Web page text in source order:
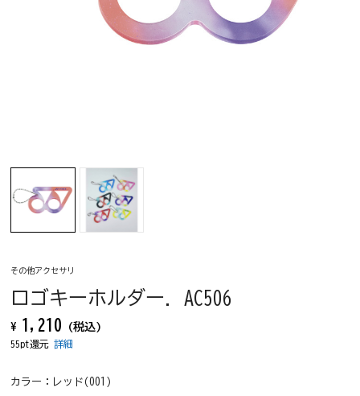
その他アクセサリ
ロゴキーホルダー. AC506
¥ 1,210 (税込)
55pt還元詳細
カラー： レッド(001)